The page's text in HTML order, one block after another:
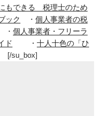
もできる 税理士のため
ック
・ 個人事業者の税
個人事業者・フリーラ
ド
・ 十人十色の「ひ
su_box]